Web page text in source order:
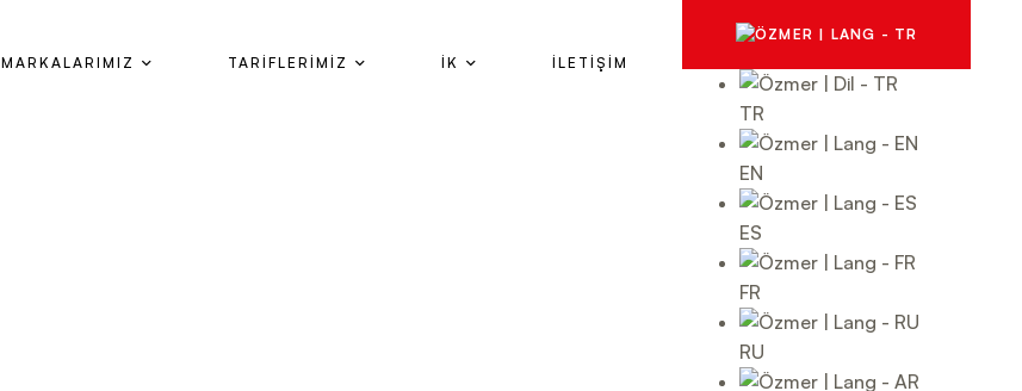
MARKALARIMIZ TARİFLERİMİZ İK İLETİŞİM
TR
EN
ES
FR
RU